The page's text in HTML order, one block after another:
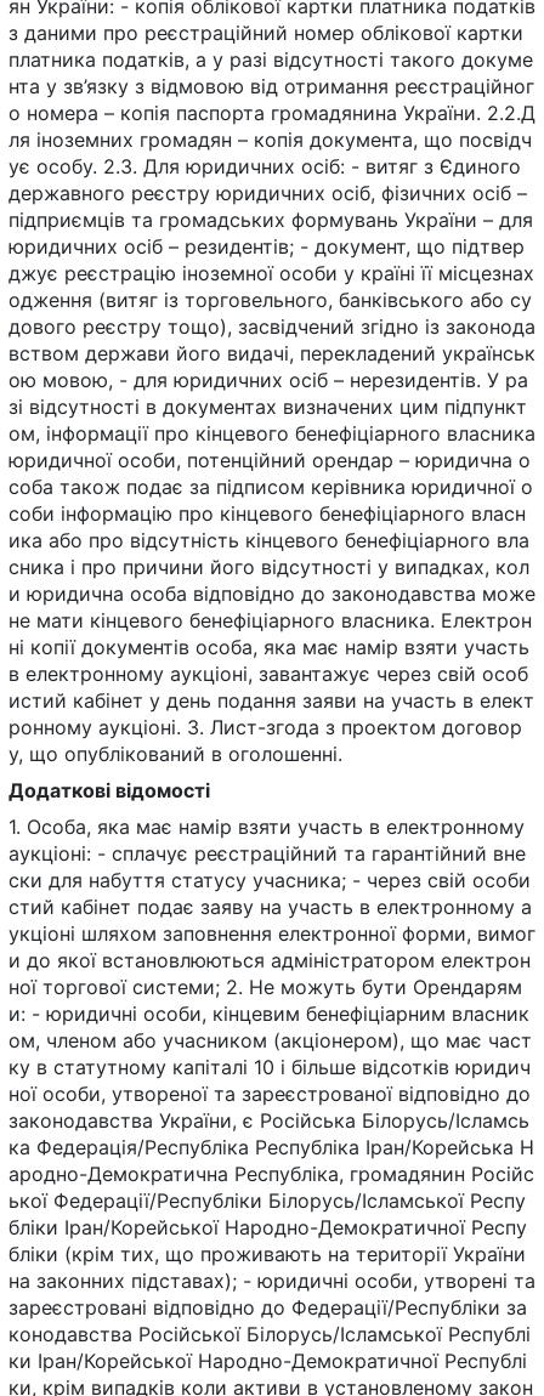
ян України: - копія облікової картки платника податків
з даними про реєстраційний номер облікової картки
платника податків, а у разі відсутності такого докуме
нта у зв’язку з відмовою від отримання реєстраційног
о номера – копія паспорта громадянина України. 2.2.Д
ля іноземних громадян – копія документа, що посвідч
ує особу. 2.3. Для юридичних осіб: - витяг з Єдиного
державного реєстру юридичних осіб, фізичних осіб –
підприємців та громадських формувань України – для
юридичних осіб – резидентів; - документ, що підтвер
джує реєстрацію іноземної особи у країні її місцезнах
одження (витяг із торговельного, банківського або су
дового реєстру тощо), засвідчений згідно із законода
вством держави його видачі, перекладений українськ
ою мовою, - для юридичних осіб – нерезидентів. У ра
зі відсутності в документах визначених цим підпункт
ом, інформації про кінцевого бенефіціарного власника
юридичної особи, потенційний орендар – юридична о
соба також подає за підписом керівника юридичної о
соби інформацію про кінцевого бенефіціарного власн
ика або про відсутність кінцевого бенефіціарного вла
сника і про причини його відсутності у випадках, кол
и юридична особа відповідно до законодавства може
не мати кінцевого бенефіціарного власника. Електрон
ні копії документів особа, яка має намір взяти участь
в електронному аукціоні, завантажує через свій особ
истий кабінет у день подання заяви на участь в елект
ронному аукціоні. 3. Лист-згода з проектом договор
у, що опублікований в оголошенні.
Додаткові відомості
1. Особа, яка має намір взяти участь в електронному
аукціоні: - сплачує реєстраційний та гарантійний вне
ски для набуття статусу учасника; - через свій особи
стий кабінет подає заяву на участь в електронному а
укціоні шляхом заповнення електронної форми, вимог
и до якої встановлюються адміністратором електрон
ної торгової системи; 2. Не можуть бути Орендарям
и: - юридичні особи, кінцевим бенефіціарним власник
ом, членом або учасником (акціонером), що має част
ку в статутному капіталі 10 і більше відсотків юридич
ної особи, утвореної та зареєстрованої відповідно до
законодавства України, є Російська Білорусь/Ісламсь
ка Федерація/Республіка Республіка Іран/Корейська Н
ародно-Демократична Республіка, громадянин Російс
ької Федерації/Республіки Білорусь/Ісламської Респу
бліки Іран/Корейської Народно-Демократичної Респу
бліки (крім тих, що проживають на території України
на законних підставах); - юридичні особи, утворені та
зареєстровані відповідно до Федерації/Республіки за
конодавства Російської Білорусь/Ісламської Республі
ки Іран/Корейської Народно-Демократичної Республі
ки, крім випадків коли активи в установленому закон